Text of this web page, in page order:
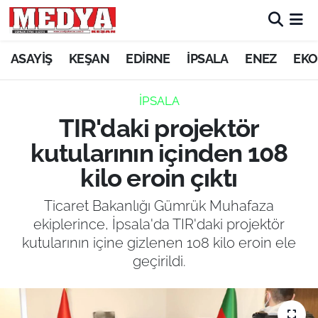
ASAYİŞ KEŞAN EDİRNE İPSALA ENEZ
İPSALA
TIR'daki projektör
kutularının içinden 108
kilo eroin çıktı
Ticaret Bakanlığı Gümrük Muhafaza
ekiplerince, İpsala'da TIR'daki projektör
kutularının içine gizlenen 108 kilo eroin ele
geçirildi.
KEŞAN
ASAYİŞ
SİYASET
GÜNDEM
EKONOMİ
EĞİTİM